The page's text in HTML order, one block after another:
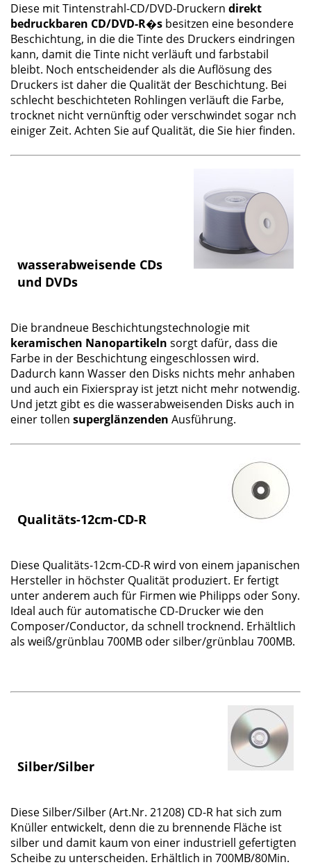
Diese mit Tintenstrahl-CD/DVD-Druckern direkt
bedruckbaren CD/DVD-R�s besitzen eine besondere
Beschichtung, in die die Tinte des Druckers eindringen
kann, damit die Tinte nicht verläuft und farbstabil
bleibt. Noch entscheidender als die Auflösung des
Druckers ist daher die Qualität der Beschichtung. Bei
schlecht beschichteten Rohlingen verläuft die Farbe,
trocknet nicht vernünftig oder verschwindet sogar nch
einiger Zeit. Achten Sie auf Qualität, die Sie hier finden.
wasserabweisende CDs
und DVDs
Die brandneue Beschichtungstechnologie mit
keramischen Nanopartikeln sorgt dafür, dass die
Farbe in der Beschichtung eingeschlossen wird.
Dadurch kann Wasser den Disks nichts mehr anhaben
und auch ein Fixierspray ist jetzt nicht mehr notwendig.
Und jetzt gibt es die wasserabweisenden Disks auch in
einer tollen superglänzenden Ausführung.
Qualitäts-12cm-CD-R
Diese Qualitäts-12cm-CD-Rwird von einem japanischen
Hersteller in höchster Qualität produziert. Er fertigt
unter anderem auch für Firmen wie Philipps oder Sony.
Ideal auch für automatische CD-Drucker wie den
Composer/Conductor, da schnell trocknend. Erhältlich
als weiß/grünblau 700MB oder silber/grünblau 700MB.
Silber/Silber
DieseSilber/Silber(Art.Nr. 21208) CD-R hat sich zum
Knüller entwickelt, denn die zu brennende Fläche ist
silber und damit kaum von einer industriell gefertigten
Scheibe zu unterscheiden. Erhältlich in 700MB/80Min.